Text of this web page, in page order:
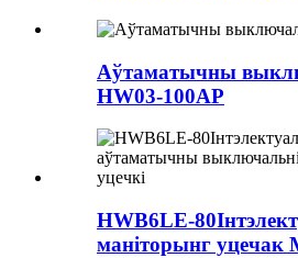
Аўтаматычны
HW03-100AP
HWB6LE-
маніторынг уцечак